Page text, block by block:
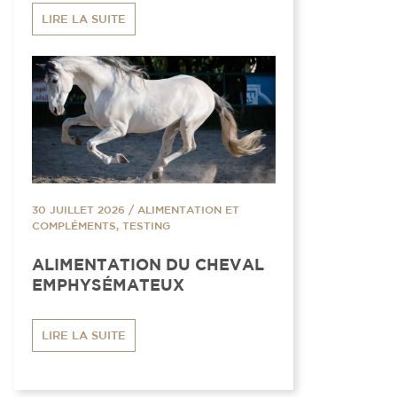
LIRE LA SUITE
30 JUILLET 2026 / ALIMENTATION ET
COMPLÉMENTS, TESTING
ALIMENTATION DU CHEVAL
EMPHYSÉMATEUX
LIRE LA SUITE